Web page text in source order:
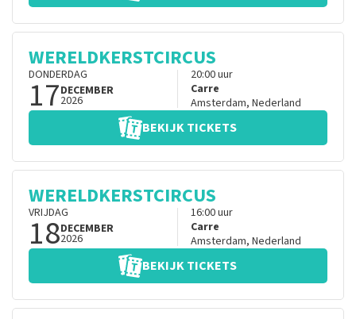
WERELDKERSTCIRCUS
DONDERDAG
17DECEMBER
2026
20:00uur
Carre
Amsterdam, Nederland
BEKIJK TICKETS
WERELDKERSTCIRCUS
VRIJDAG
18DECEMBER
2026
16:00uur
Carre
Amsterdam, Nederland
BEKIJK TICKETS